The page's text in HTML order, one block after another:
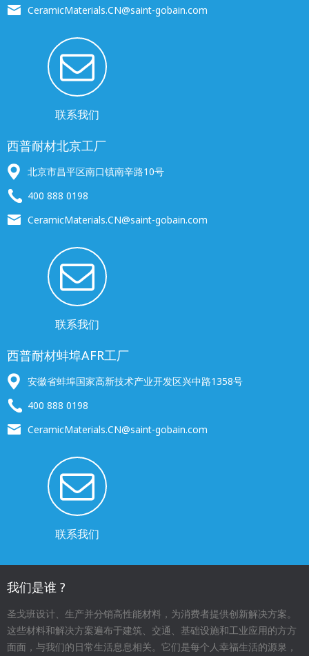
CeramicMaterials.CN@saint-gobain.com
联系我们
西普耐材北京工厂
北京市昌平区南口镇南辛路10号
400 888 0198
CeramicMaterials.CN@saint-gobain.com
联系我们
西普耐材蚌埠AFR工厂
安徽省蚌埠国家高新技术产业开发区兴中路1358号
400 888 0198
CeramicMaterials.CN@saint-gobain.com
联系我们
我们是谁 ?
圣戈班设计、生产并分销高性能材料，为消费者提供创新解决方案。
这些材料和解决方案遍布于建筑、交通、基础设施和工业应用的方方
面面，与我们的日常生活息息相关。它们是每个人幸福生活的源泉，